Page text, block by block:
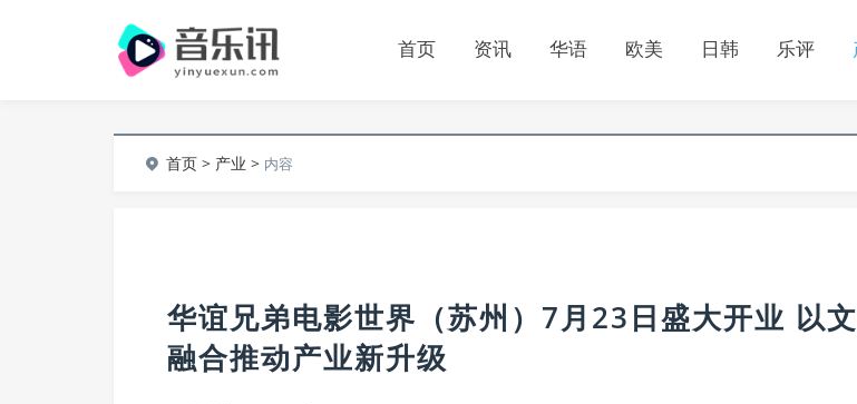
首页 资讯 华语 欧美 日韩 乐评
首页 > 产业 > 内容
华谊兄弟电影世界（苏州）7月23日盛大开业 以
融合推动产业新升级